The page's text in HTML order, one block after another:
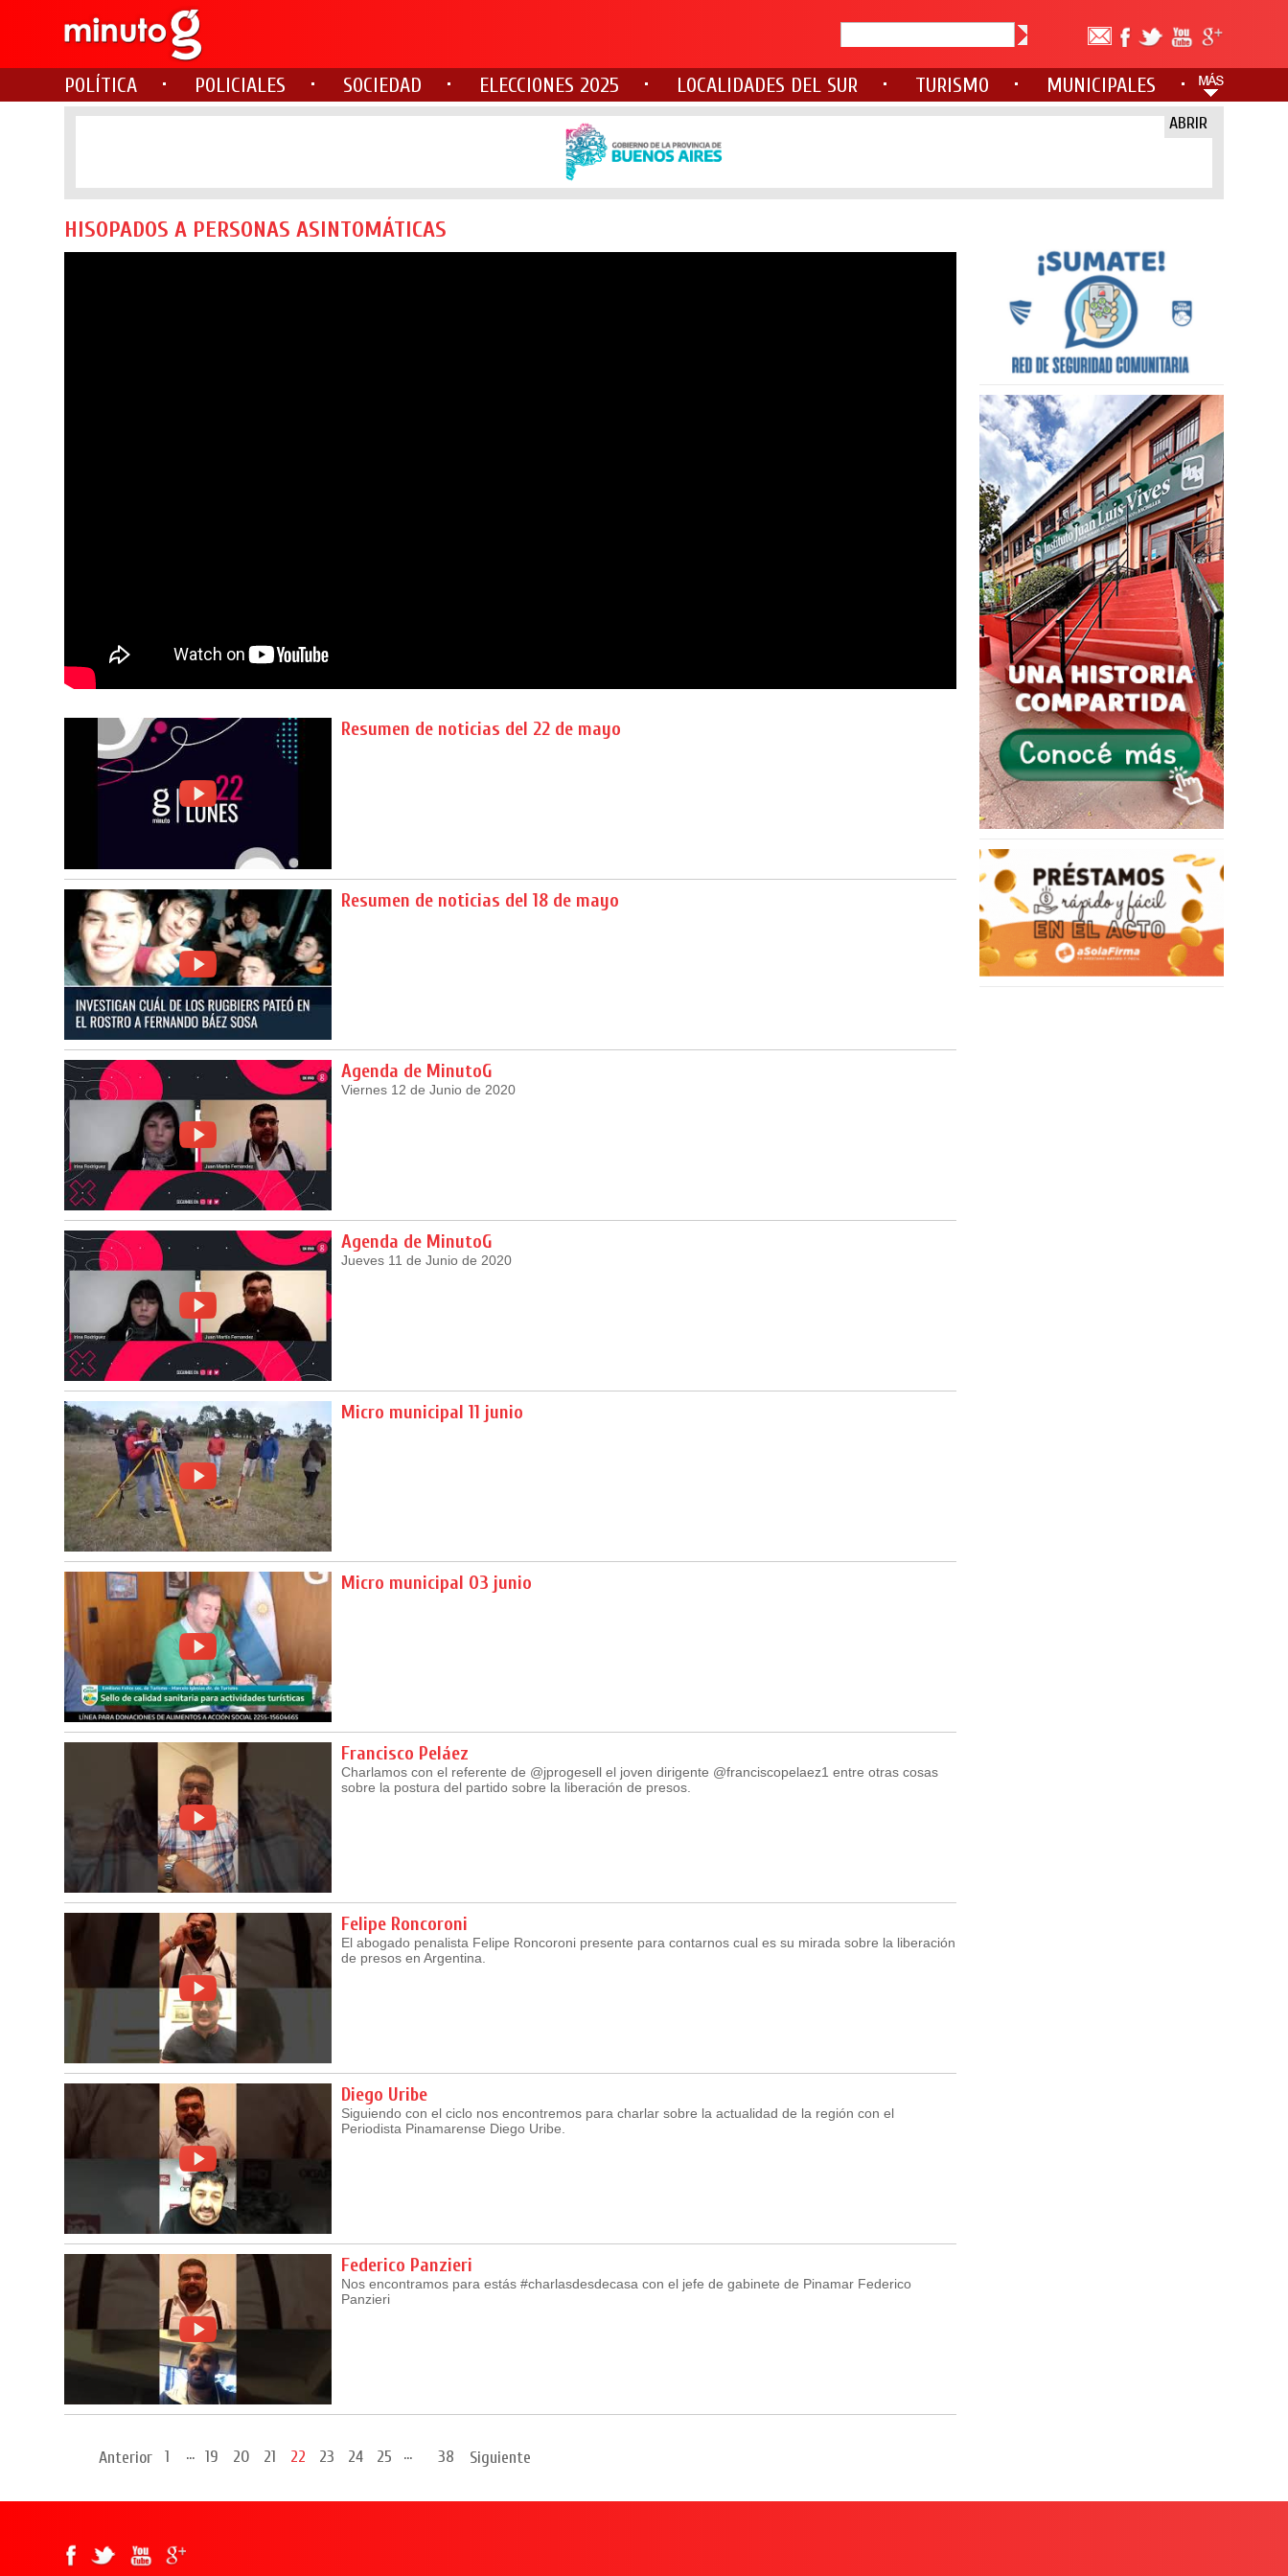
POLÍTICA POLICIALES SOCIEDAD ELECCIONES 2025 LOCALIDADES DEL SUR TURISMO MUNICIPALES
ABRIR
HISOPADOS A PERSONAS ASINTOMÁTICAS
Resumen de noticias del 22 de mayo
Resumen de noticias del 18 de mayo
Agenda de MinutoG
Viernes 12 de Junio de 2020
Agenda de MinutoG
Jueves 11 de Junio de 2020
Micro municipal 11 junio
Micro municipal 03 junio
Francisco Peláez
Charlamos con el referente de @jprogesell el joven dirigente @franciscopelaez1 entre otras cosas
sobre la postura del partido sobre la liberación de presos.
Felipe Roncoroni
El abogado penalista Felipe Roncoroni presente para contarnos cual es su mirada sobre la liberación
de presos en Argentina.
Diego Uribe
Siguiendo con el ciclo nos encontremos para charlar sobre la actualidad de la región con el
Periodista Pinamarense Diego Uribe.
Federico Panzieri
Nos encontramos para estás #charlasdesdecasa con el jefe de gabinete de Pinamar Federico
Panzieri
Anterior 1 ... 19 20 21 22 23 24 25 ... 38 Siguiente